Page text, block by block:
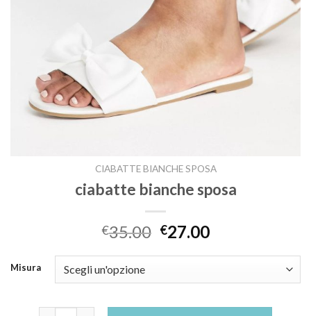
CIABATTE BIANCHE SPOSA
ciabatte bianche sposa
€35.00 €27.00
Misura